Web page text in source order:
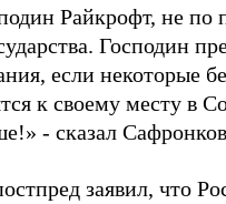
Райкрофт, не по
Господин
если некоторые
к своему месту в
- сказал
заявил, что